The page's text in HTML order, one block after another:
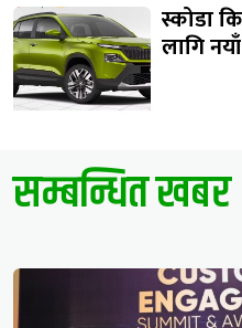
स्कोडा
लागि
सम्बन्धित खबर